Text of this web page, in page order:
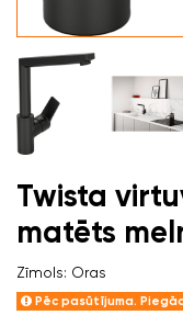
Twista
matēts
Zīmols: Oras
Pēc pasūtījuma.